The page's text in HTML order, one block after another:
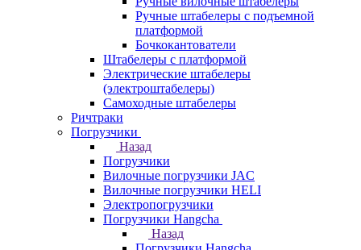
Ручные штабелеры с подъемной
платформой
Бочкокантователи
Штабелеры с платформой
Электрические штабелеры
(электроштабелеры)
Самоходные штабелеры
Ричтраки
Погрузчики
Назад
Погрузчики
Вилочные погрузчики JAC
Вилочные погрузчики HELI
Электропогрузчики
Погрузчики Hangcha
Назад